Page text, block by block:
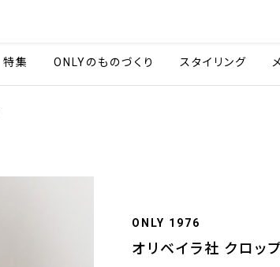
特集 ONLYのものづくり スタイリング
ONLY 1976
オリベイラ社 クロッ